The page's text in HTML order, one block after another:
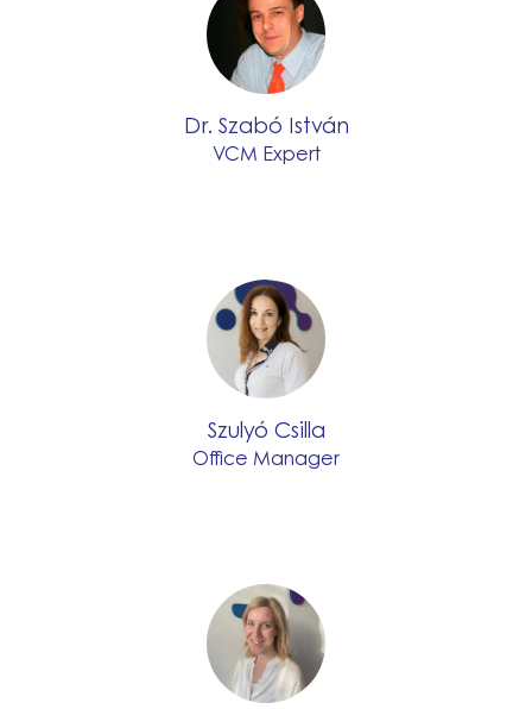
Dr. Szabó István
VCM Expert
Szulyó Csilla
Office Manager